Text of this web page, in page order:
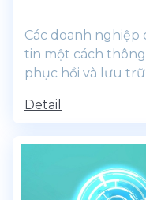
Các doanh
tin một cách thông
phục hồi và lưu
Detail